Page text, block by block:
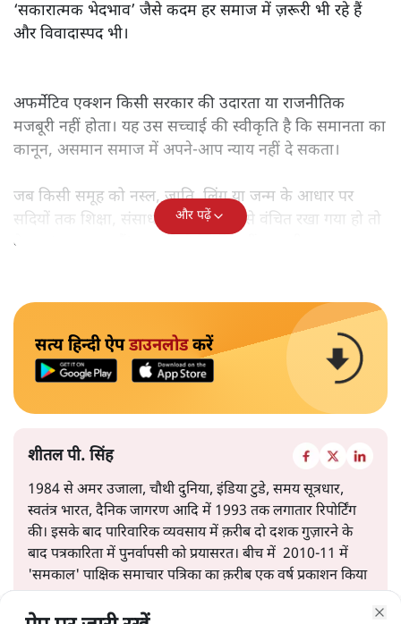
‘सकारात्मक भेदभाव’ जैसे कदम हर समाज में ज़रूरी भी रहे हैं
और विवादास्पद भी।
अफर्मेटिव एक्शन किसी सरकार की उदारता या राजनीतिक
मजबूरी नहीं होता। यह उस सच्चाई की स्वीकृति है कि समानता का
कानून, असमान समाज में अपने-आप न्याय नहीं दे सकता।
जब किसी समूह को नस्ल, जाति, लिंग या जन्म के आधार पर
सदियों तक शिक्षा, संसाधनों और सम्मान से वंचित रखा गया हो तो
केवल ‘सब बराबर हैं’ कह देने से स्थिति नहीं बदलती।
और पढ़ें
सत्य हिन्दी ऐपडाउनलोडकरें
शीतल पी. सिंह
1984 से अमर उजाला, चौथी दुनिया, इंडिया टुडे, समय सूत्रधार,
स्वतंत्र भारत, दैनिक जागरण आदि में 1993 तक लगातार रिपोर्टिंग
की। इसके बाद पारिवारिक व्यवसाय में क़रीब दो दशक गुज़ारने के
बाद पत्रकारिता में पुनर्वापसी को प्रयासरत। बीच में 2010-11 में
'समकाल' पाक्षिक समाचार पत्रिका का क़रीब एक वर्ष प्रकाशन किया